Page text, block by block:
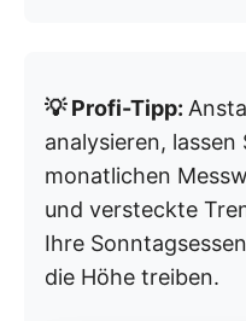
💡 Profi-Tipp:
analysieren, lassen
monatlichen
und versteckte
Ihre
die Höhe treiben.